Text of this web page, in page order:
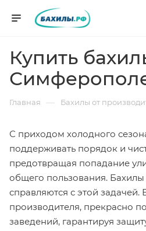
Купить
Главная — Бахилы от
С приходом холодного
поддерживать порядок и
предотвращая попадание
общего пользования.
справляются с этой задачей.
производителя, прекрасно
заведений, гарантируя